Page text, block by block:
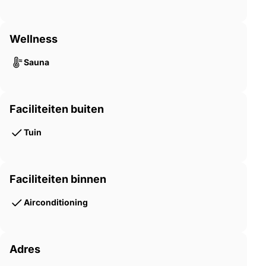
Wellness
Sauna
Faciliteiten buiten
Tuin
Faciliteiten binnen
Airconditioning
Adres